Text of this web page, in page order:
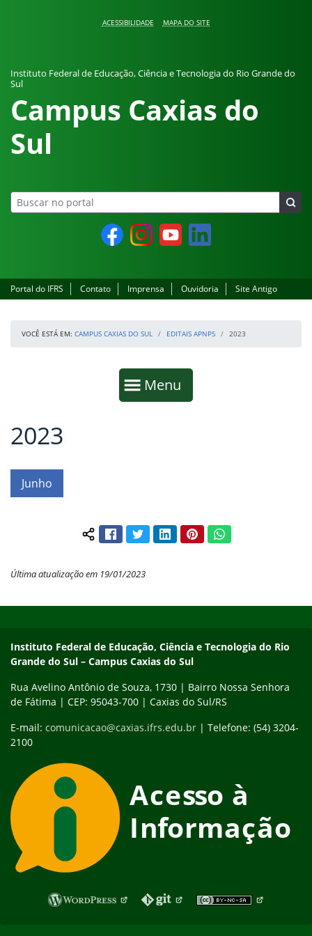
ACESSIBILIDADE MAPA DO SITE
Instituto Federal de Educação, Ciência e Tecnologia do Rio Grande do
Sul
Campus Caxias do
Sul
FacebookInstagramYouTube LinkedIn
Portal do IFRS Contato Imprensa Ouvidoria Site Antigo
VOCÊ ESTÁ EM: CAMPUS CAXIAS DO SUL EDITAIS APNPS 2023
Mostrar
Menu
Fim da navegação
Início do conteúdo
2023
Junho
Compartilhar conteúdo:
FacebookTwitterLinkedInPinterestWhatsApp
Última atualização em 19/01/2023
Instituto Federal de Educação, Ciência e Tecnologia do Rio
Grande do Sul – Campus Caxias do Sul
Rua Avelino Antônio de Souza, 1730 | Bairro Nossa Senhora
de Fátima | CEP: 95043-700 | Caxias do Sul/RS
E-mail: comunicacao@caxias.ifrs.edu.br | Telefone: (54) 3204-
2100